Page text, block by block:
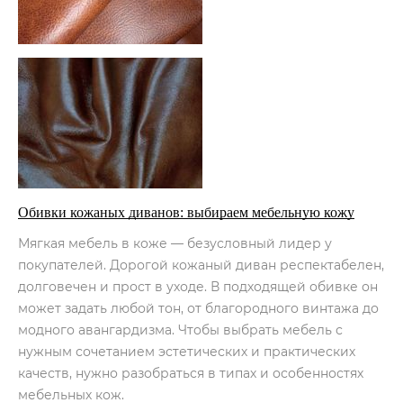
Обивки кожаных диванов: выбираем мебельную кожу
Мягкая мебель в коже — безусловный лидер у
покупателей. Дорогой кожаный диван респектабелен,
долговечен и прост в уходе. В подходящей обивке он
может задать любой тон, от благородного винтажа до
модного авангардизма. Чтобы выбрать мебель с
нужным сочетанием эстетических и практических
качеств, нужно разобраться в типах и особенностях
мебельных кож.